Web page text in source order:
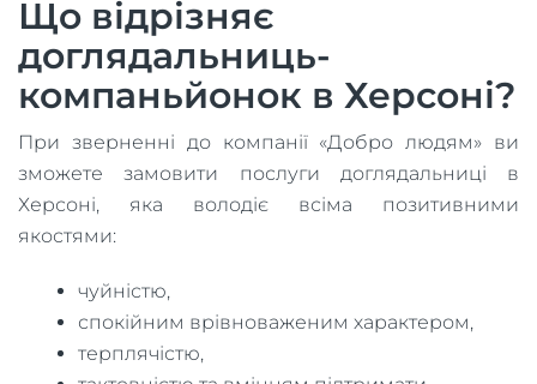
Що відрізняє
доглядальниць-
компаньйонок в Херсоні?
При зверненні до компанії «Добро людям» ви
зможете замовити послуги доглядальниці в
Херсоні, яка володіє всіма позитивними
якостями:
чуйністю,
спокійним врівноваженим характером,
терплячістю,